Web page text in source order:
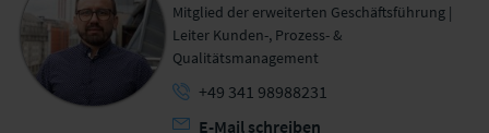
Mitglied der erweiterten Geschäftsführung |
Leiter Kunden-, Prozess- &
Qualitätsmanagement
+49 341 98988231
E-Mail schreiben